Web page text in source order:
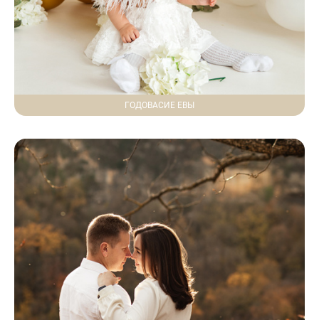
ГОДОВАСИЕ ЕВЫ